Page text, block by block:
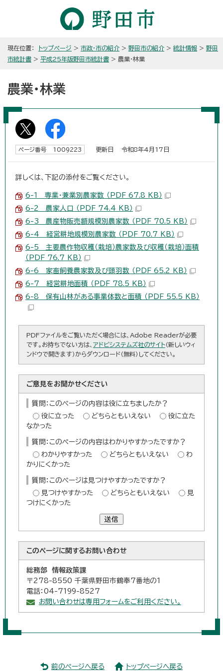
現在位置： トップページ > 市政・市の紹介 > 野田市の紹介 > 統計情報 > 野田
市統計書 > 平成25年版野田市統計書 > 農業・林業
農業・林業
ページ番号 1009223 更新日 令和8年4月17日
詳しくは、下記の添付をご覧ください。
6-1 専業・兼業別農家数 （PDF 67.8 KB）
6-2 農家人口 （PDF 74.4 KB）
6-3 農産物販売額規模別農家数 （PDF 70.5 KB）
6-4 経営耕地規模別農家数 （PDF 70.7 KB）
6-5 主要農作物収穫（栽培）農家数及び収穫（栽培）面積
（PDF 76.7 KB）
6-6 家畜飼養農家数及び頭羽数 （PDF 65.2 KB）
6-7 経営耕地面積 （PDF 78.5 KB）
6-8 保有山林がある事業体数と面積 （PDF 55.5 KB）
PDFファイルをご覧いただく場合には、Adobe Readerが必要
です。お持ちでない方は、 アドビシステムズ社のサイト（新しいウィ
ンドウで開きます）からダウンロード（無料）してください。
ご意見をお聞かせください
質問：このページの内容は役に立ちましたか？
役に立った
どちらともいえない
役に立た
なかった
質問：このページの内容はわかりやすかったですか？
わかりやすかった
どちらともいえない
わ
かりにくかった
質問：このページは見つけやすかったですか？
見つけやすかった
どちらともいえない
見
つけにくかった
送信
このページに関するお問い合わせ
総務部 情報政策課
〒278-8550 千葉県野田市鶴奉7番地の1
電話：04-7199-8527
お問い合わせは専用フォームをご利用ください。
前のページへ戻る トップページへ戻る